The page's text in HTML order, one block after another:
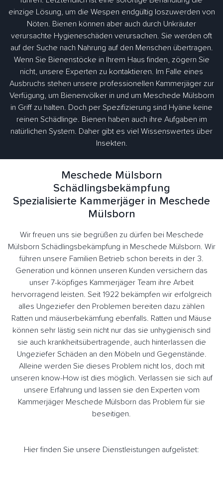
einzige Lösung, um die Wespen endgültig loszuwerden von
Nöten. Bienen können aber auch durch Unkräuter
verursachte Hygieneschäden verursachen. Sie werden oft
auf der Suche nach Nahrung auf den Menschen übertragen.
Wenn Sie Bienenstöcke in Ihrem Haus finden, zögern Sie
nicht, unsere Experten zu kontaktieren. Im Falle eines
Ausbruchs stehen unsere professionellen Kammerjäger zur
Verfügung, um Bienenvölker in und um Meschede Mülsborn
in Griff zu halten. Doch per Spezifizierung sind Hyäne keine
reinen Schädlinge. Bienen haben auch ihre Aufgaben im
natürlichen System. Daher gibt es viel Wissenswertes über
Insekten.
Meschede Mülsborn
Schädlingsbekämpfung
Spezialisierte Kammerjäger in Meschede
Mülsborn
Wir freuen uns sie begrüßen zu dürfen bei Meschede
Mülsborn Schädlingsbekämpfung in Meschede Mülsborn. Wir
führen unsere Familien Betrieb schon bereits in der 3.
Generation und können unseren Kunden versichern das
unser 7-köpfiges Kammerjäger Team ihre Arbeit
hervorragend leisten. Seit 1922 bekämpfen wir erfolgreich
alles Ungeziefer den Problemen bereiten dazu zählen
Ratten und mäuserbekämfung ebenfalls. Ratten und Mäuse
können sehr lästig sein nicht nur das sie unhygienisch sind
sie auch krankheitsübertragende, auch hinterlassen die
Ungeziefer Schäden an den Möbeln und Gegenstände.
Alleine werden Sie dieses Problem nicht los, doch mit
unseren know-How ist dies möglich. Verlassen sie sich auf
unsere Erfahrung und lassen sie den Experten vom
Kammerjäger Meschede Mülsborn das Problem für sie
beseitigen.
Hier finden Sie unsere Dienstleistungen aufgelistet: